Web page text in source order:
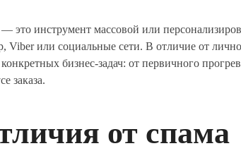
это инструмент массовой или
Viber или социальные сети. В отличие от
бизнес-задач: от первичного
заказа.
от спама